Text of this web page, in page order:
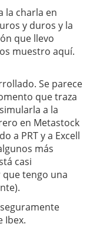
la charla en
y duros y la
que llevo
muestro aquí.
Se parece
que traza
a la
en Metastock
a PRT y a Excell
más
casi
tengo una
Ibex.